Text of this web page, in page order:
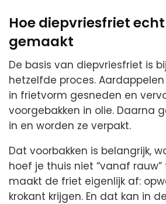
Hoe diepvriesfriet
gemaakt
De basis van diepvriesfriet is
hetzelfde proces.
in frietvorm gesneden en
voorgebakken in olie. Daarna
in en worden ze verpakt.
Dat voorbakken is belangrijk,
hoef je thuis niet “vanaf
maakt de friet eigenlijk af:
krokant krijgen. En dat kan in